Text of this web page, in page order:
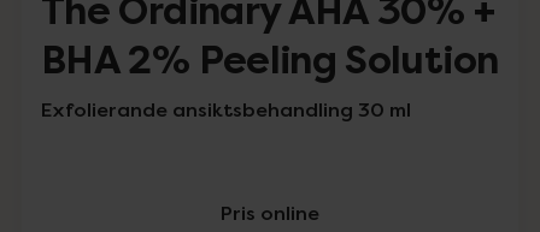
The Ordinary AHA 30% +
BHA 2% Peeling Solution
Exfolierande ansiktsbehandling 30 ml
Pris online